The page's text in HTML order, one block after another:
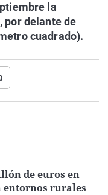
la
por delante de
cuadrado).
de euros en
entornos rurales